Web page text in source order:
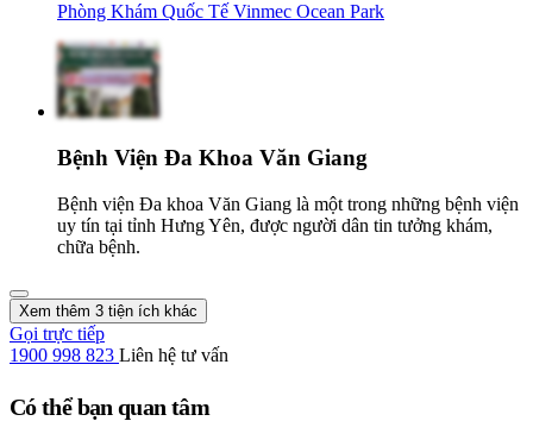
Phòng Khám Quốc Tế Vinmec Ocean Park
Bệnh Viện Đa Khoa Văn Giang
Bệnh viện Đa khoa Văn Giang là một trong những bệnh viện
uy tín tại tỉnh Hưng Yên, được người dân tin tưởng khám,
chữa bệnh.
Xem thêm 3 tiện ích khác
Gọi trực tiếp
1900 998 823 Liên hệ tư vấn
Có thể bạn quan tâm